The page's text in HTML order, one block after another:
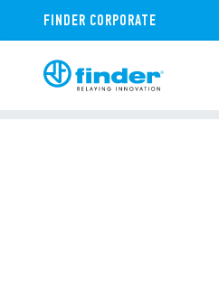
FINDER CORPORATE